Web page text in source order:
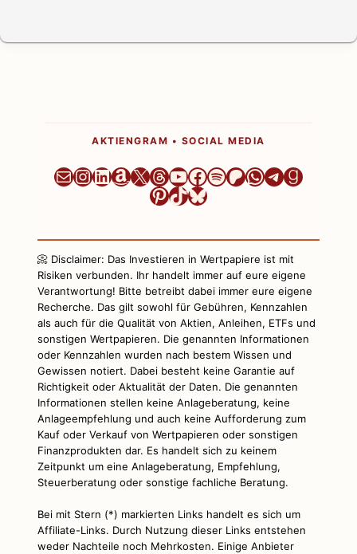
AKTIENGRAM • SOCIAL MEDIA
Newsletter
Instagram
LinkedIn
Amazon
X Threads
YouTube
Facebook
Spotify
Patreon
WhatsApp
Telegram
Pinterest
TikTok
Bluesky
📀 Disclaimer: Das Investieren in Wertpapiere ist mit
Risiken verbunden. Ihr handelt immer auf eure eigene
Verantwortung! Bitte betreibt dabei immer eure eigene
Recherche. Das gilt sowohl für Gebühren, Kennzahlen
als auch für die Qualität von Aktien, Anleihen, ETFs und
sonstigen Wertpapieren. Die genannten Informationen
oder Kennzahlen wurden nach bestem Wissen und
Gewissen notiert. Dabei besteht keine Garantie auf
Richtigkeit oder Aktualität der Daten. Die genannten
Informationen stellen keine Anlageberatung, keine
Anlageempfehlung und auch keine Aufforderung zum
Kauf oder Verkauf von Wertpapieren oder sonstigen
Finanzprodukten dar. Es handelt sich zu keinem
Zeitpunkt um eine Anlageberatung, Empfehlung,
Steuerberatung oder sonstige fachliche Beratung.
Bei mit Stern (*) markierten Links handelt es sich um
Affiliate-Links. Durch Nutzung dieser Links entstehen
weder Nachteile noch Mehrkosten. Einige Anbieter